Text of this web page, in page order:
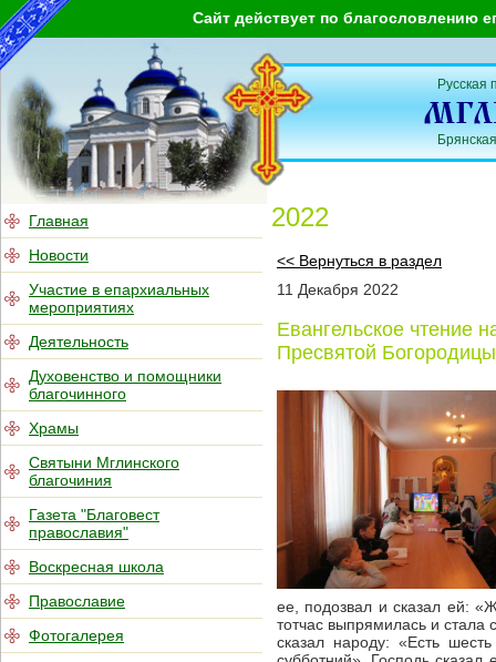
Сайт действует по благословлению
Главная
Новости
Участие в епархиальных
мероприятиях
Деятельность
Духовенство и помощники
благочинного
Храмы
Святыни Мглинского
благочиния
Газета "Благовест
православия"
Воскресная школа
Православие
Фотогалерея
Русская
2022
<< Вернуться в раздел
11 Декабря 2022
Евангельское чтение
Пресвятой
ее, подозвал и сказал ей:
тотчас выпрямилась и стала
сказал народу: «Есть